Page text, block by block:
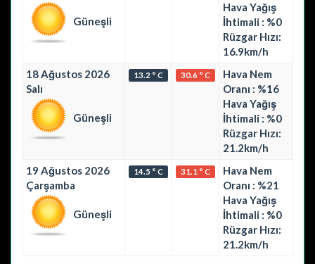
Güneşli
Hava Yağış
İhtimali : %0
Rüzgar Hızı:
16.9km/h
18 Ağustos 2026
Salı
Güneşli
13.2 ° C 30.6 ° C
Hava Nem
Oranı : %16
Hava Yağış
İhtimali : %0
Rüzgar Hızı:
21.2km/h
19 Ağustos 2026
Çarşamba
Güneşli
14.5 ° C 31.1 ° C
Hava Nem
Oranı : %21
Hava Yağış
İhtimali : %0
Rüzgar Hızı:
21.2km/h